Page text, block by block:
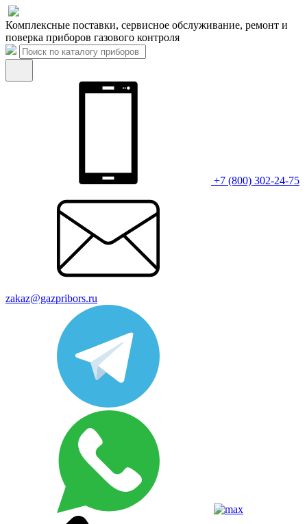
Комплексные поставки, сервисное обслуживание, ремонт и
поверка приборов газового контроля
+7 (800) 302-24-75
zakaz@gazpribors.ru